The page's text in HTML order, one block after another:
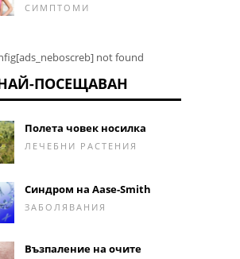
СИМПТОМИ
not found
ПОСЕЩАВАН
Полета човек носилка
ЛЕЧЕБНИ РАСТЕНИЯ
Синдром на Aase-Smith
ЗАБОЛЯВАНИЯ
Възпаление на очите